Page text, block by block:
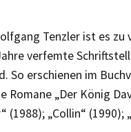
Tenzler ist es zu
verfemte
So erschienen im
Romane „Der König
(1988); „Collin“ (1990);